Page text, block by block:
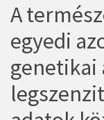
A
egyedi
genetikai